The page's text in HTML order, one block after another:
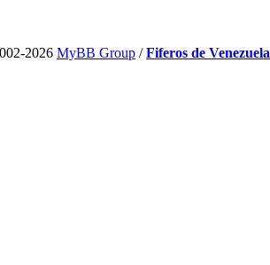
2026 MyBB Group /Fiferos de Venezuela